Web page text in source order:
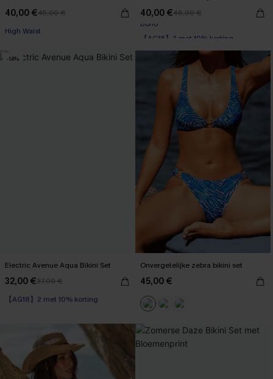
40,00 €45,00 €
High Waist
40,00 €46,00 €
【AG18】2 met 10% korting
-14%
Electric Avenue Aqua Bikini Set
32,00 €37,00 €
【AG18】2 met 10% korting
Onvergetelijke zebra bikini set
45,00 €